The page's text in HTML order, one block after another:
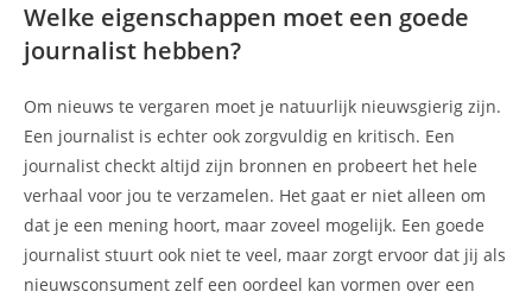
Welke eigenschappen moet een goede
journalist hebben?
Om nieuws te vergaren moet je natuurlijk nieuwsgierig zijn.
Een journalist is echter ook zorgvuldig en kritisch. Een
journalist checkt altijd zijn bronnen en probeert het hele
verhaal voor jou te verzamelen. Het gaat er niet alleen om
dat je een mening hoort, maar zoveel mogelijk. Een goede
journalist stuurt ook niet te veel, maar zorgt ervoor dat jij als
nieuwsconsument zelf een oordeel kan vormen over een